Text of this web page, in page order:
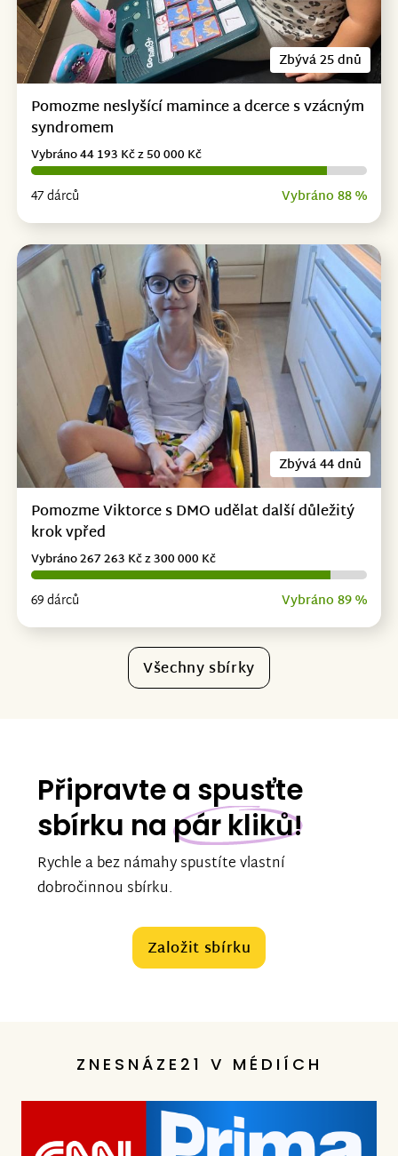
Zbývá 25 dnů
Pomozme neslyšící mamince a dcerce s vzácným
syndromem
47 dárců Vybráno 88 %
Vybráno 44 193 Kč z 50 000 Kč
Zbývá 44 dnů
Pomozme Viktorce s DMO udělat další důležitý
krok vpřed
69 dárců Vybráno 89 %
Vybráno 267 263 Kč z 300 000 Kč
Všechny sbírky
Připravte a spusťte
sbírku na pár kliků!
Rychle a bez námahy spustíte vlastní
dobročinnou sbírku.
Založit sbírku
ZNESNÁZE21 V MÉDIÍCH